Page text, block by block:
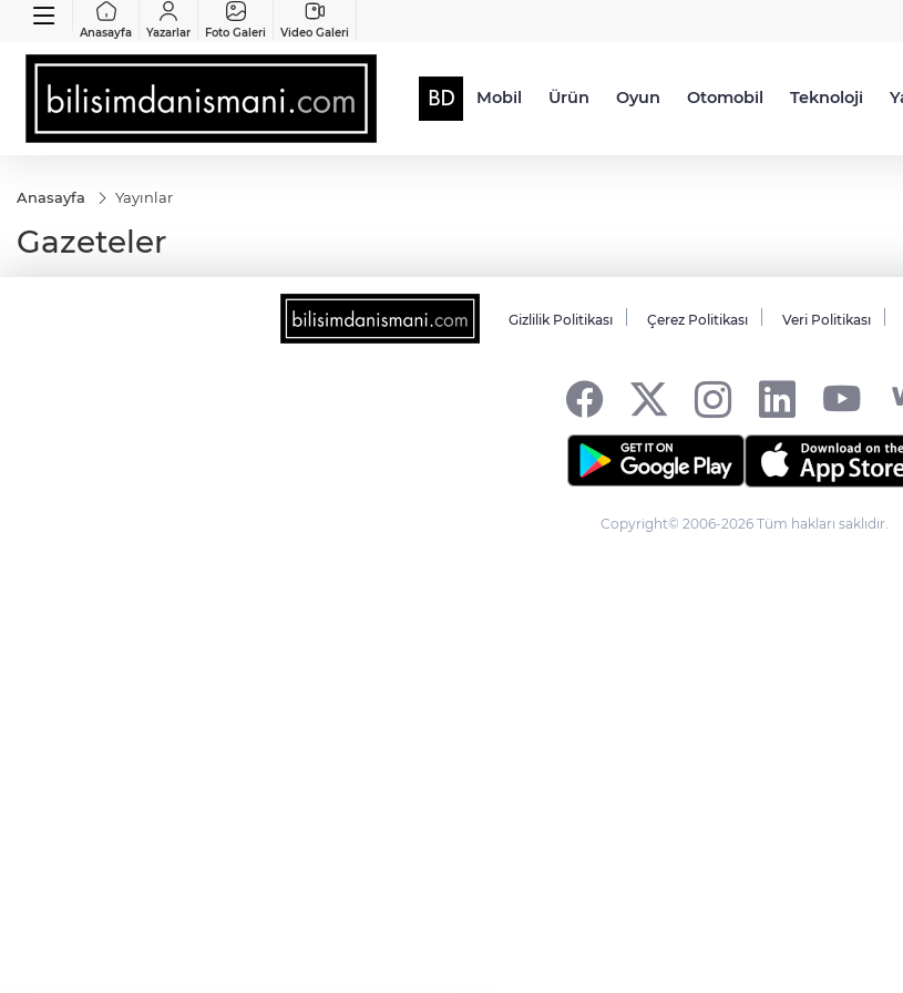
Anasayfa Yazarlar Foto Galeri Video Galeri
Mobil Ürün Oyun Otomobil Teknoloji
Anasayfa Yayınlar
Gazeteler
Gizlilik Politikası Çerez Politikası Veri Politikası
Copyright© 2006-2026 Tüm hakları saklıdır.